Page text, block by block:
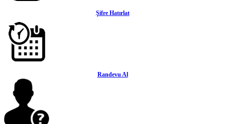
Şifre Hatırlat
Randevu Al